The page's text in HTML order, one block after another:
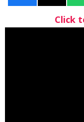
Click